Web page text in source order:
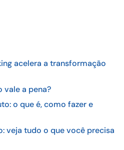
acelera a transformação
vale a pena?
o que é, como fazer e
veja tudo o que você precisa